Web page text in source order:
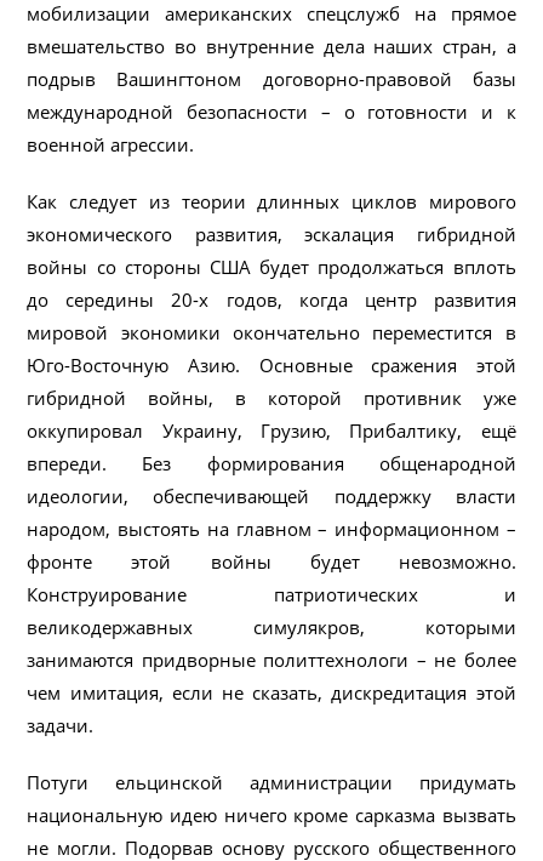
мобилизации американских спецслужб на прямое
вмешательство во внутренние дела наших стран, а
подрыв Вашингтоном договорно-правовой базы
международной безопасности – о готовности и к
военной агрессии.
Как следует из теории длинных циклов мирового
экономического развития, эскалация гибридной
войны со стороны США будет продолжаться вплоть
до середины 20-х годов, когда центр развития
мировой экономики окончательно переместится в
Юго-Восточную Азию. Основные сражения этой
гибридной войны, в которой противник уже
оккупировал Украину, Грузию, Прибалтику, ещё
впереди. Без формирования общенародной
идеологии, обеспечивающей поддержку власти
народом, выстоять на главном – информационном –
фронте этой войны будет невозможно.
Конструирование патриотических и
великодержавных симулякров, которыми
занимаются придворные политтехнологи – не более
чем имитация, если не сказать, дискредитация этой
задачи.
Потуги ельцинской администрации придумать
национальную идею ничего кроме сарказма вызвать
не могли. Подорвав основу русского общественного